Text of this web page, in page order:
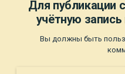
Для публикации
учётную запись
Вы должны быть